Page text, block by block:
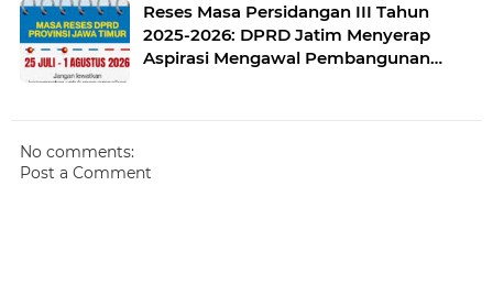
Reses Masa Persidangan III Tahun
2025-2026: DPRD Jatim Menyerap
Aspirasi Mengawal Pembangunan
No comments:
Post a Comment